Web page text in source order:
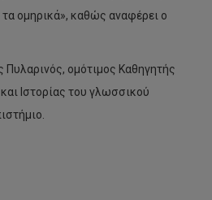
ομηρικά», καθώς αναφέρει ο
Πυλαρινός, ομότιμος Καθηγητής
Ιστορίας του γλωσσικού